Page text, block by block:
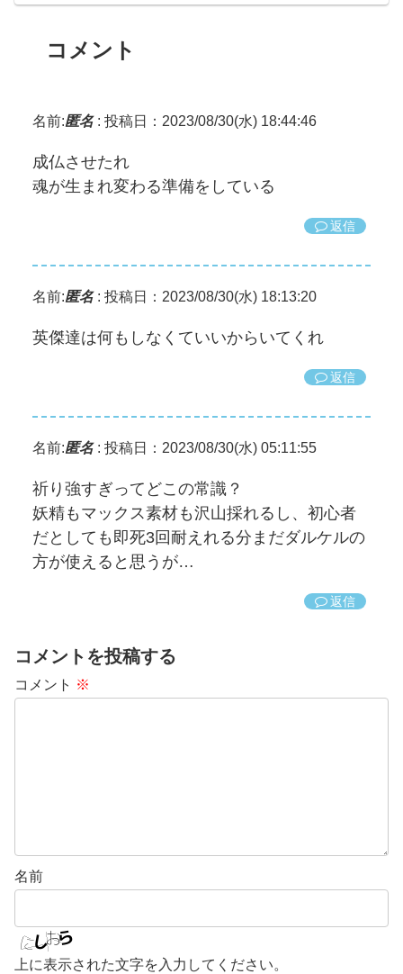
コメント
名前:匿名: 投稿日：2023/08/30(水) 18:44:46
成仏させたれ
魂が生まれ変わる準備をしている
返信
名前:匿名: 投稿日：2023/08/30(水) 18:13:20
英傑達は何もしなくていいからいてくれ
返信
名前:匿名: 投稿日：2023/08/30(水) 05:11:55
祈り強すぎってどこの常識？
妖精もマックス素材も沢山採れるし、初心者
だとしても即死3回耐えれる分まだダルケルの
方が使えると思うが…
返信
コメントを投稿する
コメント ※
名前
上に表示された文字を入力してください。